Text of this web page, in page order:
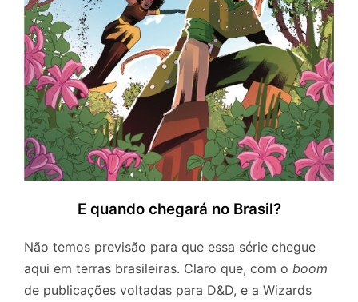
E quando chegará no Brasil?
Não temos previsão para que essa série chegue
aqui em terras brasileiras. Claro que, com o boom
de publicações voltadas para D&D, e a Wizards